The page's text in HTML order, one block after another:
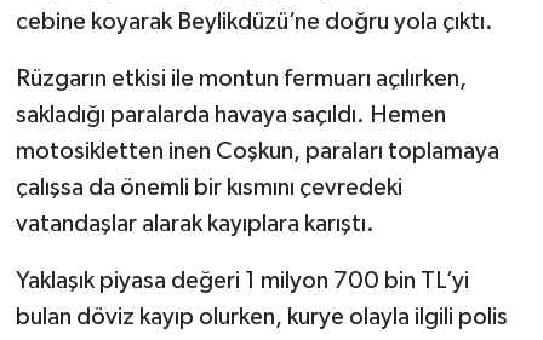
cebine koyarak Beylikdüzü’ne doğru yola çıktı.
Rüzgarın etkisi ile montun fermuarı açılırken,
sakladığı paralarda havaya saçıldı. Hemen
motosikletten inen Coşkun, paraları toplamaya
çalışsa da önemli bir kısmını çevredeki
vatandaşlar alarak kayıplara karıştı.
Yaklaşık piyasa değeri 1 milyon 700 bin TL’yi
bulan döviz kayıp olurken, kurye olayla ilgili polis
KÜLTÜR SANAT